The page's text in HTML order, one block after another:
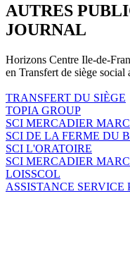
AUTRES
JOURNAL
Horizons Centre Ile-de-
en Transfert de siège social
TRANSFERT DU SIÈGE
TOPIA GROUP
SCI MERCADIER
SCI DE LA FERME DU
SCI L'ORATOIRE
SCI MERCADIER
LOISSCOL
ASSISTANCE SERVICE